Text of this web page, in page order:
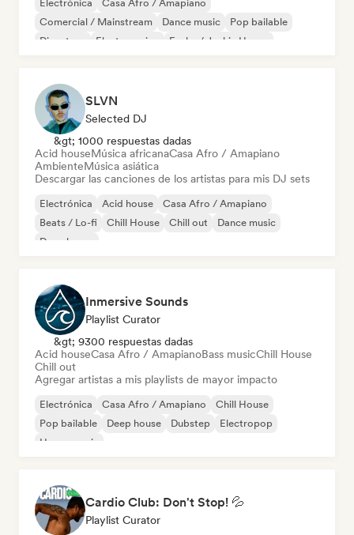
Electrónica
Casa Afro / Amapiano
Comercial / Mainstream
Dance music
Pop bailable
Discoteca
Electro swing Funky / Jackin House
SLVN
Selected DJ
&gt; 1000 respuestas dadas
Acid houseMúsica africanaCasa Afro / Amapiano
AmbienteMúsica asiática
Descargar las canciones de los artistas para mis DJ sets
Electrónica Acid house
Casa Afro / Amapiano
Beats / Lo-fi
Chill House Chill out
Dance music
Deep house
Inmersive Sounds
Playlist Curator
&gt; 9300 respuestas dadas
Acid houseCasa Afro / AmapianoBass musicChill House
Chill out
Agregar artistas a mis playlists de mayor impacto
Electrónica Casa Afro / Amapiano
Chill House
Pop bailable
Deep house Dubstep
Electropop
House music
Cardio Club: Don't Stop! 💦
Playlist Curator